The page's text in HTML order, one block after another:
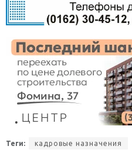
Теги: кадровые назначения